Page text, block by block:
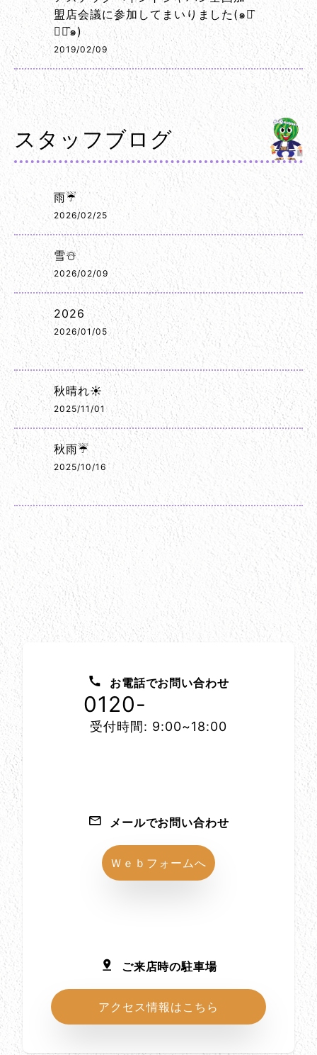
盟店会議に参加してまいりました(๑･̑
◡･̑๑)
2019/02/09
スタッフブログ
雨☔
2026/02/25
雪☃️
2026/02/09
2026
2026/01/05
秋晴れ☀️
2025/11/01
秋雨☔
2025/10/16
お電話でお問い合わせ
0120-
受付時間: 9:00~18:00
メールでお問い合わせ
Ｗｅｂフォームへ
ご来店時の駐車場
アクセス情報はこちら
所在地